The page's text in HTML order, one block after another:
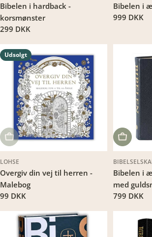
Bibelen i hardback -
korsmønster
Translation
da.products.product.price.regular_price
299 DKK
Bibelen i
Translation
999 DKK
Udsolgt
UDSOLGT
LOHSE
Overgiv din vej til herren -
Malebog
Translation
da.products.product.price.regular_price
99 DKK
LÆG I
Bibelen i
med
Translation
799 DKK